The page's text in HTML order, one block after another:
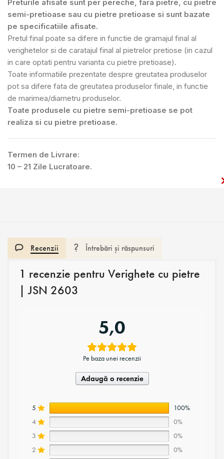
Preturile afisate sunt per pereche, fara pietre, cu pietre
semi-pretioase sau cu pietre pretioase si sunt bazate
pe specificatiile afisate.
Pretul final poate sa difere in functie de gramajul final al
verighetelor si de caratajul final al pietrelor pretiose (in cazul
in care optati pentru varianta cu pietre pretioase).
Toate informatiile prezentate despre greutatea produselor
pot sa difere fata de greutatea produselor finale, in functie
de marimea/diametru produselor.
Toate produsele cu pietre semi-pretioase se pot
realiza si cu pietre pretioase.
Termen de Livrare:
10 – 21 Zile Lucratoare.
Recenzii Întrebări și răspunsuri
1 recenzie pentru Verighete cu pietre
| JSN 2603
5,0
Pe baza unei recenzii
Adaugă o recenzie
5
100%
4
0%
3
0%
2
0%